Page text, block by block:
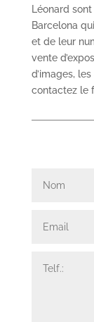
Léonard
Barcelona
et de leur
vente
d’images,
contactez le